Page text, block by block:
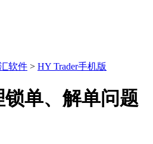
软件 > HY Trader手机版
单、解单问题